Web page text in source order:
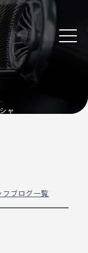
ャ
フブログ一覧